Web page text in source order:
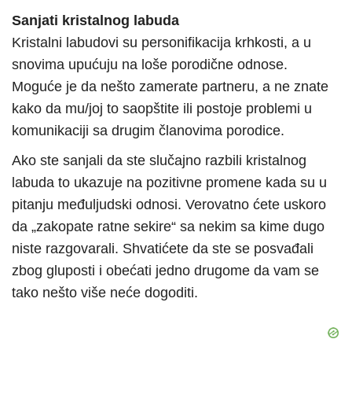
Sanjati kristalnog labuda
Kristalni labudovi su personifikacija krhkosti, a u
snovima upućuju na loše porodične odnose.
Moguće je da nešto zamerate partneru, a ne znate
kako da mu/joj to saopštite ili postoje problemi u
komunikaciji sa drugim članovima porodice.
Ako ste sanjali da ste slučajno razbili kristalnog
labuda to ukazuje na pozitivne promene kada su u
pitanju međuljudski odnosi. Verovatno ćete uskoro
da „zakopate ratne sekire“ sa nekim sa kime dugo
niste razgovarali. Shvatićete da ste se posvađali
zbog gluposti i obećati jedno drugome da vam se
tako nešto više neće dogoditi.